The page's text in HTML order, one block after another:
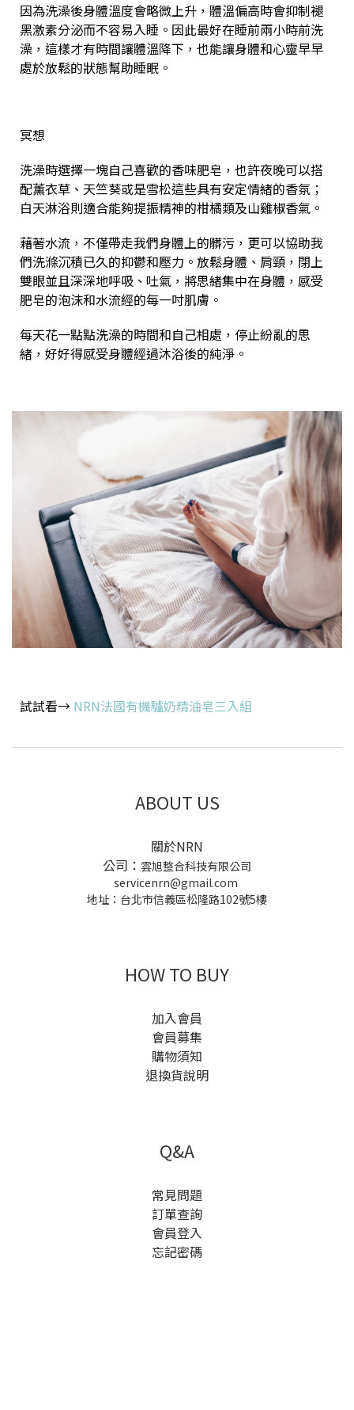
因為洗澡後身體溫度會略微上升，體溫偏高時會抑制褪
黑激素分泌而不容易入睡。因此最好在睡前兩小時前洗
澡，這樣才有時間讓體溫降下，也能讓身體和心靈早早
處於放鬆的狀態幫助睡眠。
冥想
洗澡時選擇一塊自己喜歡的香味肥皂，也許夜晚可以搭
配薰衣草、天竺葵或是雪松這些具有安定情緒的香氛；
白天淋浴則適合能夠提振精神的柑橘類及山雞椒香氣。
藉著水流，不僅帶走我們身體上的髒污，更可以協助我
們洗滌沉積已久的抑鬱和壓力。放鬆身體、肩頸，閉上
雙眼並且深深地呼吸、吐氣，將思緒集中在身體，感受
肥皂的泡沫和水流經的每一吋肌膚。
每天花一點點洗澡的時間和自己相處，停止紛亂的思
緒，好好得感受身體經過沐浴後的純淨。
試試看→ NRN法國有機驢奶精油皂三入組
ABOUT US
關於NRN
公司： 雲旭整合科技有限公司
servicenrn@gmail.com
地址：台北市信義區松隆路102號5樓
HOW TO BUY
加入會員
會員募集
購物須知
退換貨說明
Q&A
常見問題
訂單查詢
會員登入
忘記密碼